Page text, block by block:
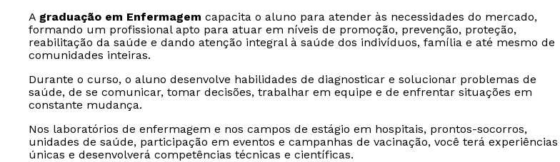
A graduação em Enfermagem capacita o aluno para atender às necessidades do mercado,
formando um profissional apto para atuar em níveis de promoção, prevenção, proteção,
reabilitação da saúde e dando atenção integral à saúde dos indivíduos, família e até mesmo de
comunidades inteiras.
Durante o curso, o aluno desenvolve habilidades de diagnosticar e solucionar problemas de
saúde, de se comunicar, tomar decisões, trabalhar em equipe e de enfrentar situações em
constante mudança.
Nos laboratórios de enfermagem e nos campos de estágio em hospitais, prontos-socorros,
unidades de saúde, participação em eventos e campanhas de vacinação, você terá experiências
únicas e desenvolverá competências técnicas e científicas.